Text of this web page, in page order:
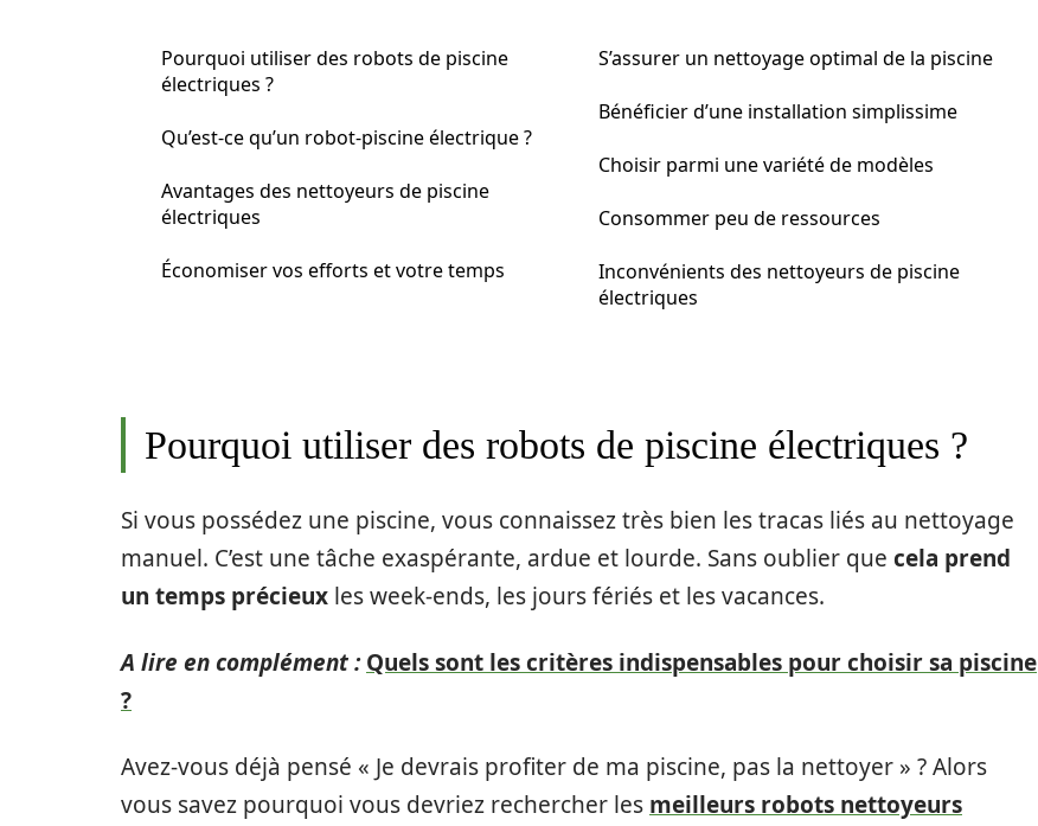
Pourquoi utiliser des robots de piscine
électriques ?
Qu’est-ce qu’un robot-piscine électrique ?
Avantages des nettoyeurs de piscine
électriques
Économiser vos efforts et votre temps
S’assurer un nettoyage optimal de la piscine
Bénéficier d’une installation simplissime
Choisir parmi une variété de modèles
Consommer peu de ressources
Inconvénients des nettoyeurs de piscine
électriques
Pourquoi utiliser des robots de piscine électriques ?
Si vous possédez une piscine, vous connaissez très bien les tracas liés au nettoyage
manuel. C’est une tâche exaspérante, ardue et lourde. Sans oublier que cela prend
un temps précieux les week-ends, les jours fériés et les vacances.
A lire en complément : Quels sont les critères indispensables pour choisir sa piscine
?
Avez-vous déjà pensé « Je devrais profiter de ma piscine, pas la nettoyer » ? Alors
vous savez pourquoi vous devriez rechercher les meilleurs robots nettoyeurs